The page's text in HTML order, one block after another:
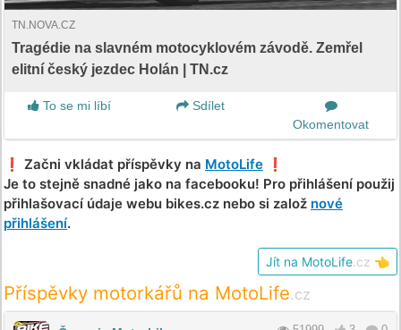
TN.NOVA.CZ
Tragédie na slavném motocyklovém závodě. Zemřel
elitní český jezdec Holán | TN.cz
To se mi líbí
Sdílet
Okomentovat
❗️ Začni vkládat příspěvky na MotoLife ❗️
Je to stejně snadné jako na facebooku! Pro přihlášení použij
přihlašovací údaje webu bikes.cz nebo si založ nové
přihlášení.
Jít na MotoLife .cz 👈
Příspěvky motorkářů na MotoLife.cz